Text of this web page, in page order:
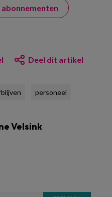
Deel dit artikel
personeel
Velsink